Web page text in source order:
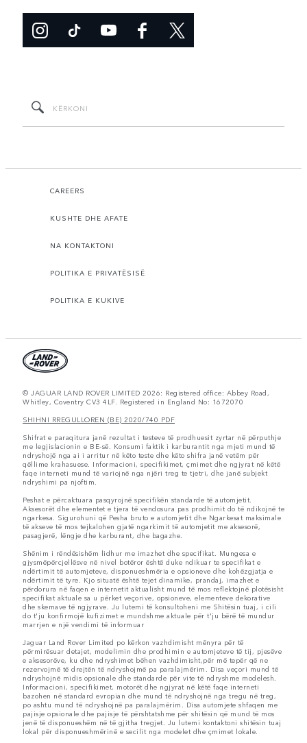
CAREERS
KUSHTE DHE AFATE
NA KONTAKTONI
POLITIKA E PRIVATËSISË
POLITIKA E KUKIVE
© JAGUAR LAND ROVER LIMITED 2026: Registered office: Abbey Road,
Whitley, Coventry CV3 4LF. Registered in England No: 1672070
SHIHNI RREGULLOREN (BE) 2020/740 PDF
Shifrat e paraqitura janë rezultat i testeve të prodhuesit zyrtar në përputhje
me legjislacionin e BE-së. Konsumi faktik i karburantit nga mjeti mund të
ndryshojë nga ai i arritur në këto teste dhe këto shifra janë vetëm për
qëllime krahasuese. Informacioni, specifikimet, çmimet dhe ngjyrat në këtë
faqe interneti mund të variojnë nga njëri treg te tjetri, dhe janë subjekt
ndryshimi pa njoftim.
Peshat e përcaktuara pasqyrojnë specifikën standarde të automjetit.
Aksesorët dhe elementet e tjera të vendosura pas prodhimit do të ndikojnë te
ngarkesa. Sigurohuni që Pesha bruto e automjetit dhe Ngarkesat maksimale
të akseve të mos tejkalohen gjatë ngarkimit të automjetit me aksesorë,
pasagjerë, lëngje dhe karburant, dhe bagazhe.
Shënim i rëndësishëm lidhur me imazhet dhe specifikat. Mungesa e
gjysmëpërcjellësve në nivel botëror është duke ndikuar te specifikat e
ndërtimit të automjeteve, disponueshmëria e opsioneve dhe kohëzgjatja e
ndërtimit të tyre. Kjo situatë është tejet dinamike, prandaj, imazhet e
përdorura në faqen e internetit aktualisht mund të mos reflektojnë plotësisht
specifikat aktuale sa u përket veçorive, opsioneve, elementeve dekorative
dhe skemave të ngjyrave. Ju lutemi të konsultoheni me Shitësin tuaj, i cili
do t'ju konfirmojë kufizimet e mundshme aktuale për t'ju bërë të mundur
marrjen e një vendimi të informuar
Jaguar Land Rover Limited po kërkon vazhdimisht mënyra për të
përmirësuar detajet, modelimin dhe prodhimin e automjeteve të tij, pjesëve
e aksesorëve, ku dhe ndryshimet bëhen vazhdimisht,për më tepër që ne
rezervojmë të drejtën të ndryshojmë pa paralajmërim. Disa veçori mund të
ndryshojnë midis opsionale dhe standarde për vite të ndryshme modelesh.
Informacioni, specifikimet, motorët dhe ngjyrat në këtë faqe interneti
bazohen në standard evropian dhe mund të ndryshojnë nga tregu në treg,
po ashtu mund të ndryshojnë pa paralajmërim. Disa automjete shfaqen me
pajisje opsionale dhe pajisje të përshtatshme për shitësin që mund të mos
jenë të disponueshëm në të gjitha tregjet. Ju lutemi kontaktoni shitësin tuaj
lokal për disponueshmërinë e secilit nga modelet dhe çmimet lokale.